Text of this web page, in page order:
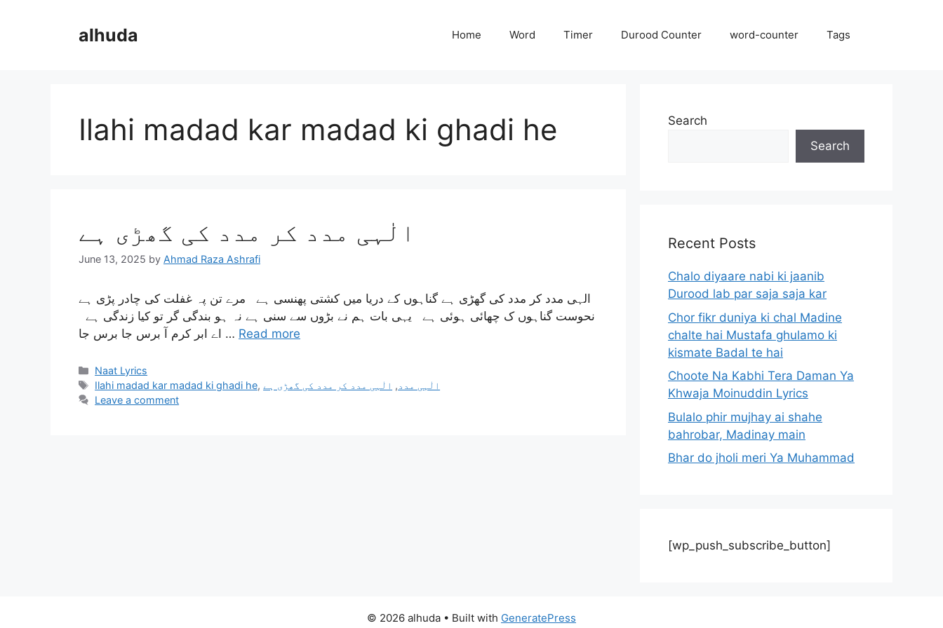
alhuda Home Word Timer Durood Counter word-counter Tags
Ilahi madad kar madad ki ghadi he
الٰہی مدد کر مدد کی گھڑی ہے
June 13, 2025 by Ahmad Raza Ashrafi
الہی مدد کر مدد کی گھڑی ہے گناہوں کے دریا میں کشتی پھنسی ہے مرے تن پہ غفلت کی چادر پڑی ہے
نحوست گناہوں ک چھائی ہوئی ہے یہی بات ہم نے بڑوں سے سنی ہے نہ ہو بندگی گر تو کیا زندگی ہے
اے ابر کرم آ برس جا برس جا … Read more
Categories
Naat Lyrics
Tags
Ilahi madad kar madad ki ghadi he, الٰہی مدد , الٰہی مدد کر مدد کی گھڑی ہے
Leave a comment
Search
Search
Recent Posts
Chalo diyaare nabi ki jaanib
Durood lab par saja saja kar
Chor fikr duniya ki chal Madine
chalte hai Mustafa ghulamo ki
kismate Badal te hai
Choote Na Kabhi Tera Daman Ya
Khwaja Moinuddin Lyrics
Bulalo phir mujhay ai shahe
bahrobar, Madinay main
Bhar do jholi meri Ya Muhammad
[wp_push_subscribe_button]
© 2026 alhuda • Built with GeneratePress